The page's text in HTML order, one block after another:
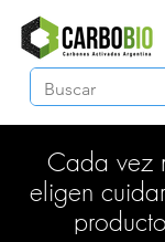
Cada vez
eligen